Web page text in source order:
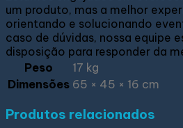
um produto, mas a melhor
orientando e solucionando
caso de dúvidas, nossa equipe
disposição para responder da
Peso
17 kg
Dimensões 65 × 45 × 16 cm
Produtos relacionados